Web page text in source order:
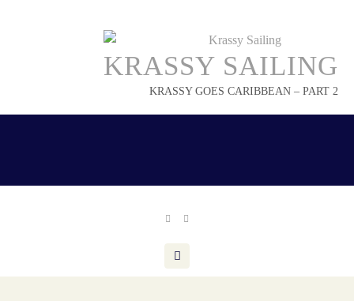
KRASSY SAILING
KRASSY GOES CARIBBEAN – PART 2